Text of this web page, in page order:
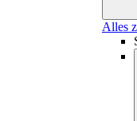
Alles